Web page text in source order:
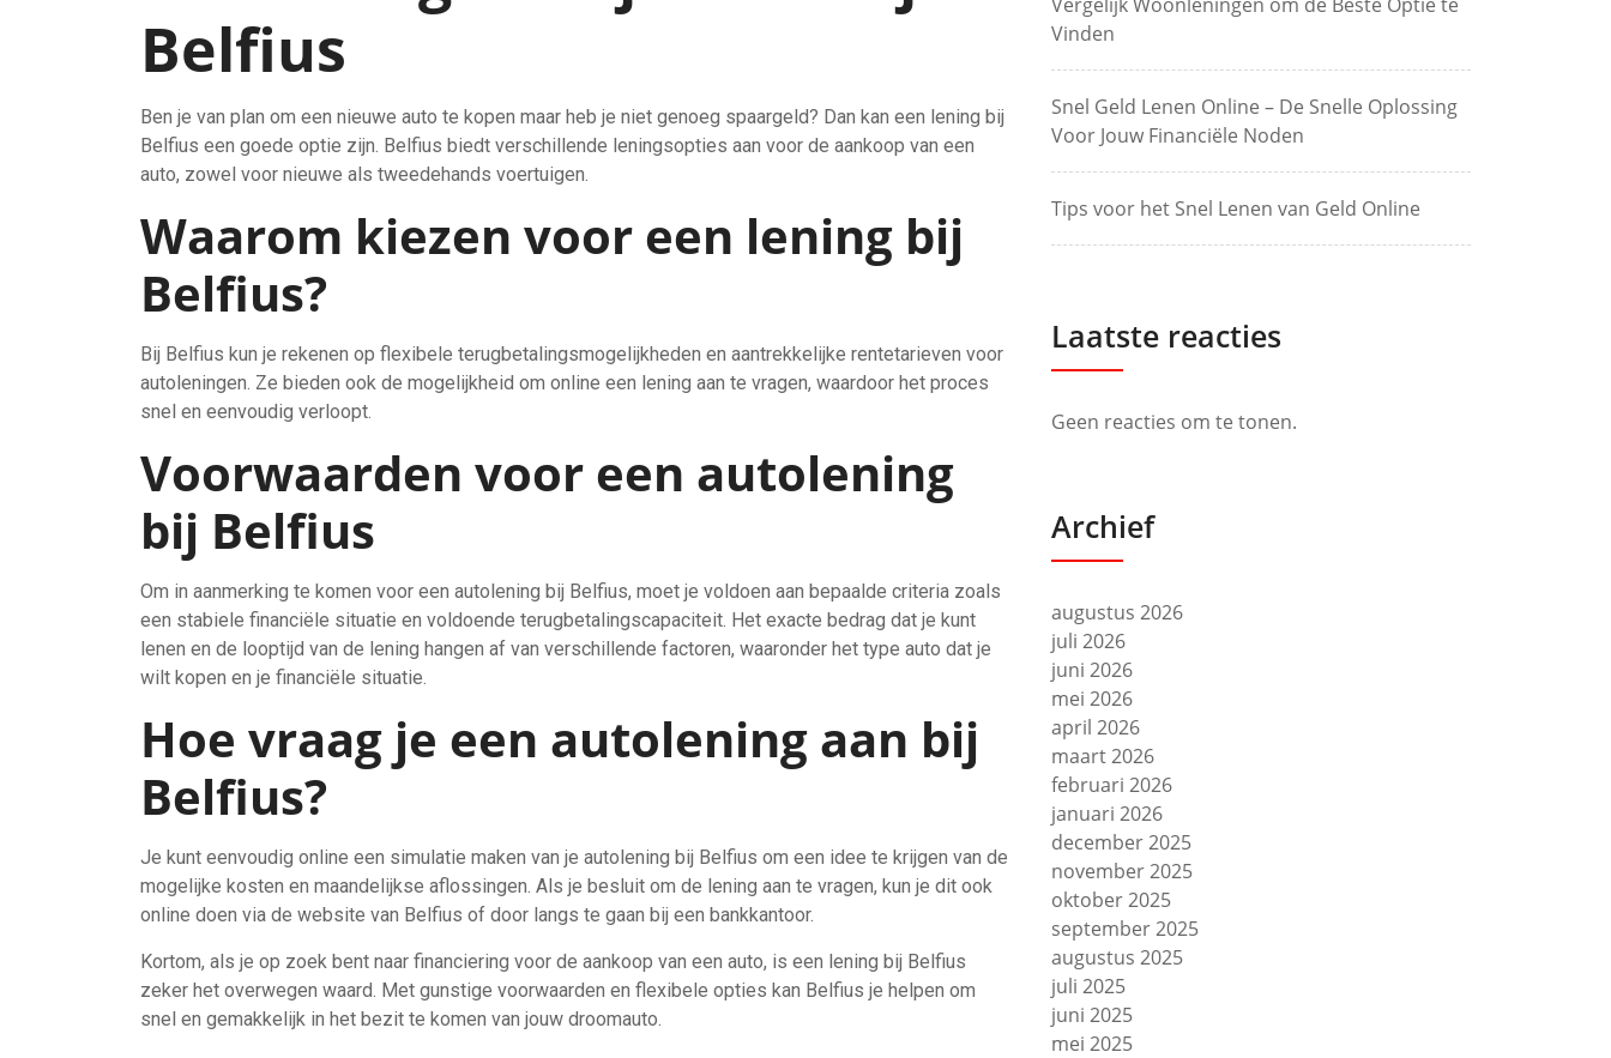
Belfius
Ben je van plan om een nieuwe auto te kopen maar heb je niet genoeg spaargeld? Dan kan een lening bij
Belfius een goede optie zijn. Belfius biedt verschillende leningsopties aan voor de aankoop van een
auto, zowel voor nieuwe als tweedehands voertuigen.
Waarom kiezen voor een lening bij
Belfius?
Bij Belfius kun je rekenen op flexibele terugbetalingsmogelijkheden en aantrekkelijke rentetarieven voor
autoleningen. Ze bieden ook de mogelijkheid om online een lening aan te vragen, waardoor het proces
snel en eenvoudig verloopt.
Voorwaarden voor een autolening
bij Belfius
Om in aanmerking te komen voor een autolening bij Belfius, moet je voldoen aan bepaalde criteria zoals
een stabiele financiële situatie en voldoende terugbetalingscapaciteit. Het exacte bedrag dat je kunt
lenen en de looptijd van de lening hangen af van verschillende factoren, waaronder het type auto dat je
wilt kopen en je financiële situatie.
Hoe vraag je een autolening aan bij
Belfius?
Je kunt eenvoudig online een simulatie maken van je autolening bij Belfius om een idee te krijgen van de
mogelijke kosten en maandelijkse aflossingen. Als je besluit om de lening aan te vragen, kun je dit ook
online doen via de website van Belfius of door langs te gaan bij een bankkantoor.
Kortom, als je op zoek bent naar financiering voor de aankoop van een auto, is een lening bij Belfius
zeker het overwegen waard. Met gunstige voorwaarden en flexibele opties kan Belfius je helpen om
snel en gemakkelijk in het bezit te komen van jouw droomauto.
Vinden
Snel Geld Lenen Online – De Snelle Oplossing
Voor Jouw Financiële Noden
Tips voor het Snel Lenen van Geld Online
Laatste reacties
Geen reacties om te tonen.
Archief
augustus 2026
juli 2026
juni 2026
mei 2026
april 2026
maart 2026
februari 2026
januari 2026
december 2025
november 2025
oktober 2025
september 2025
augustus 2025
juli 2025
juni 2025
mei 2025